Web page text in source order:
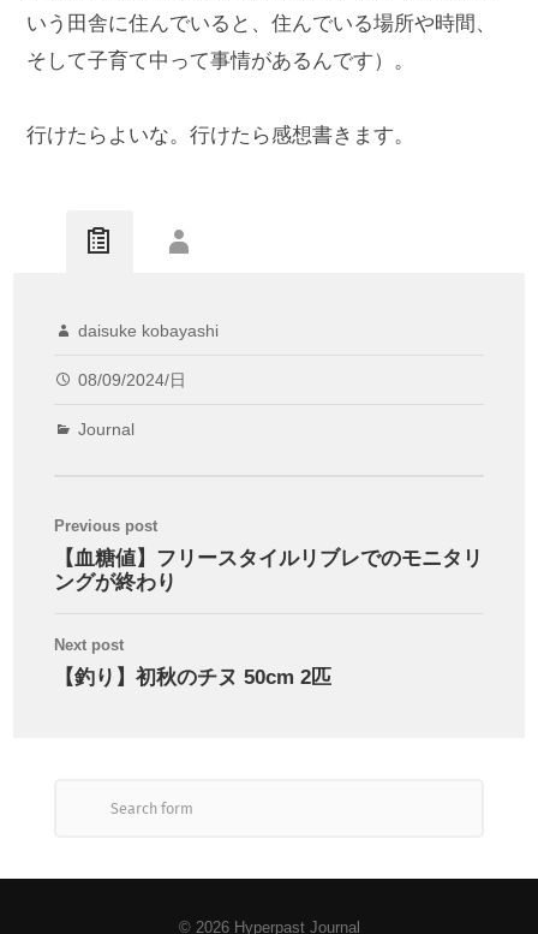
いう田舎に住んでいると、住んでいる場所や時間、
そして子育て中って事情があるんです）。
行けたらよいな。行けたら感想書きます。
daisuke kobayashi
08/09/2024/日
Journal
Previous post
【血糖値】フリースタイルリブレでのモニタリ
ングが終わり
Next post
【釣り】初秋のチヌ 50cm 2匹
© 2026 Hyperpast Journal